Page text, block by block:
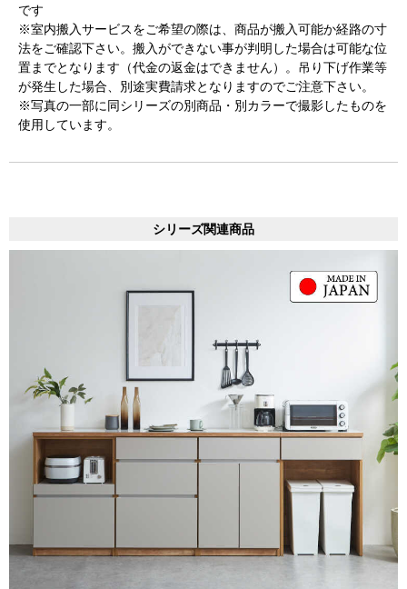
です
※室内搬入サービスをご希望の際は、商品が搬入可能か経路の寸
法をご確認下さい。搬入ができない事が判明した場合は可能な位
置までとなります（代金の返金はできません）。吊り下げ作業等
が発生した場合、別途実費請求となりますのでご注意下さい。
※写真の一部に同シリーズの別商品・別カラーで撮影したものを
使用しています。
シリーズ関連商品